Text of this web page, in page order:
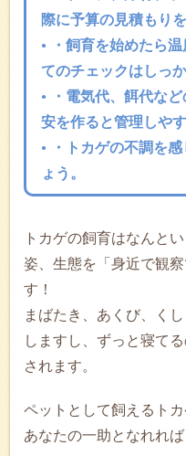
際に予算の見積もり
・飼育を始めたら
てのチェックはしっ
・電気代、餌代な
安を作ると管理しやす
・トカゲの不調を
ょう。
トカゲの飼育はなんと
姿、生態を「身近で観
す！
まばたき、あくび、く
しますし、ずっと寝て
されます。
ペットとして飼えるト
あなたの一助となれれば